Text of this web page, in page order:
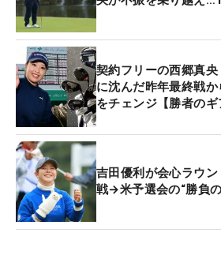
合ってるんだなと思いました」
たなシャフト探しはオフに回し
グで戦うということがはっきりし
今季は8月の「CAT Ladies」で
を制して念願の初優勝。これま
く「QTがない年は初めてなんで
す」。結果的にうまくハマらな
中に新しいシャフトのテストが
が決まっているという心の余裕
「オフのことや来季のことを考
契約フリーの西郷真
に沈んだ昨年最終戦
をチェンジ【勝者のギ
吉田優利が会心ラウ
戦→米予選会の“勝負